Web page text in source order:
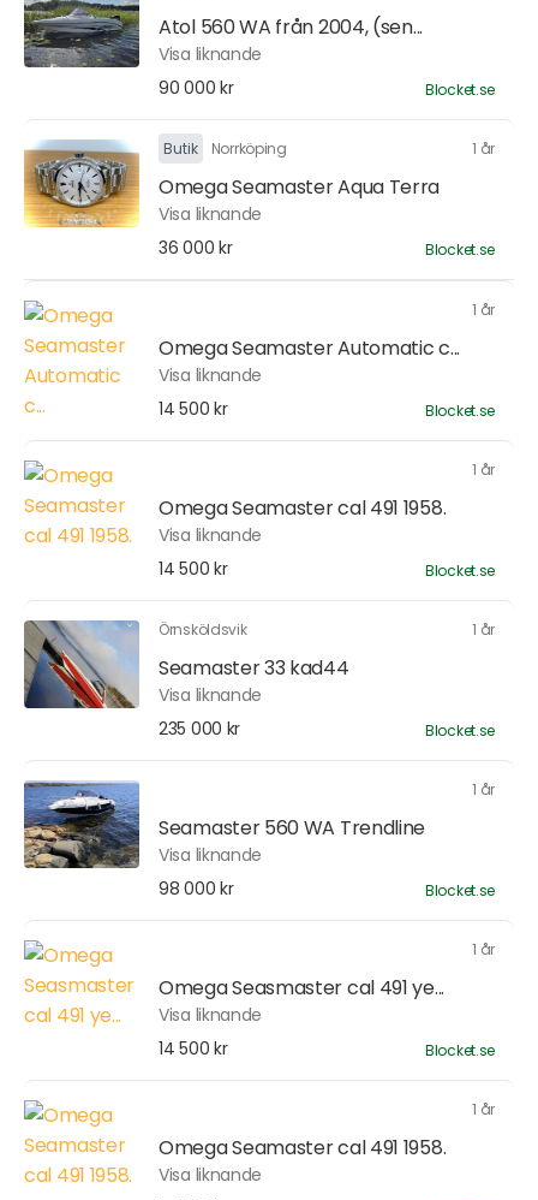
Atol 560 WA från 2004, (sen...
Visa liknande
90 000 kr
Blocket.se
Butik Norrköping 1 år
Omega Seamaster Aqua Terra
Visa liknande
36 000 kr
Blocket.se
1 år
Omega Seamaster Automatic c...
Visa liknande
14 500 kr
Blocket.se
1 år
Omega Seamaster cal 491 1958.
Visa liknande
14 500 kr
Blocket.se
Örnsköldsvik 1 år
Seamaster 33 kad44
Visa liknande
235 000 kr
Blocket.se
1 år
Seamaster 560 WA Trendline
Visa liknande
98 000 kr
Blocket.se
1 år
Omega Seasmaster cal 491 ye...
Visa liknande
14 500 kr
Blocket.se
1 år
Omega Seamaster cal 491 1958.
Visa liknande